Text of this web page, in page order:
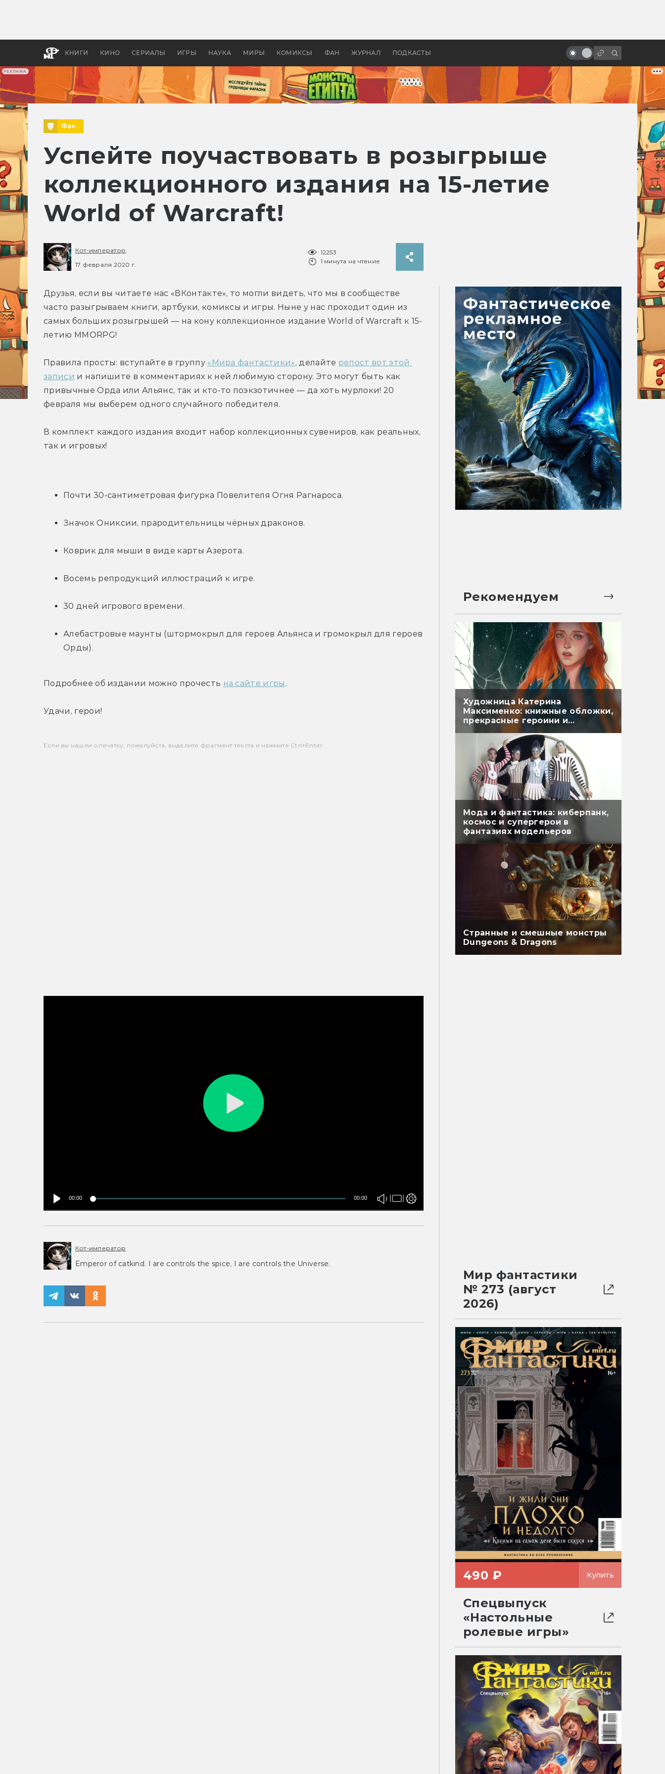
РЕКЛАМА
КНИГИ КИНО СЕРИАЛЫ ИГРЫ НАУКА МИРЫ КОМИКСЫ ФАН ЖУРНАЛ ПОДКАСТЫ
бы «Властелина колец»
Древней Грецией
Silent Hill
Фан
Успейте поучаствовать в розыгрыше
коллекционного издания на 15-летие
World of Warcraft!
Кот-император
17 февраля 2020 г.
12253
1 минута на чтение
Друзья, если вы читаете нас «ВКонтакте», то могли видеть, что мы в сообществе
часто разыгрываем книги, артбуки, комиксы и игры. Ныне у нас проходит один из
самых больших розыгрышей — на кону коллекционное издание World of Warcraft к 15-
летию MMORPG!
Правила просты: вступайте в группу «Мира фантастики», делайте репост вот этой
записи и напишите в комментариях к ней любимую сторону. Это могут быть как
привычные Орда или Альянс, так и кто-то поэкзотичнее — да хоть мурлоки! 20
февраля мы выберем одного случайного победителя.
В комплект каждого издания входит набор коллекционных сувениров, как реальных,
так и игровых!
Почти 30-сантиметровая фигурка Повелителя Огня Рагнароса.
Значок Ониксии, прародительницы чёрных драконов.
Коврик для мыши в виде карты Азерота.
Восемь репродукций иллюстраций к игре.
30 дней игрового времени.
Алебастровые маунты (штормокрыл для героев Альянса и громокрыл для героев
Орды).
Подробнее об издании можно прочесть на сайте игры .
Удачи, герои!
Если вы нашли опечатку, пожалуйста, выделите фрагмент текста и нажмите Ctrl+Enter.
00:00 00:00
Кот-император
Emperor of catkind. I are controls the spice, I are controls the Universe.
Рекомендуем
Художница Катерина
Максименко: книжные обложки,
прекрасные героини и
чарующая магия
Мода и фантастика: киберпанк,
космос и супергерои в
фантазиях модельеров
Странные и смешные монстры
Dungeons & Dragons
Мир фантастики
№ 273 (август
2026)
490 ₽ Купить
Спецвыпуск
«Настольные
ролевые игры»